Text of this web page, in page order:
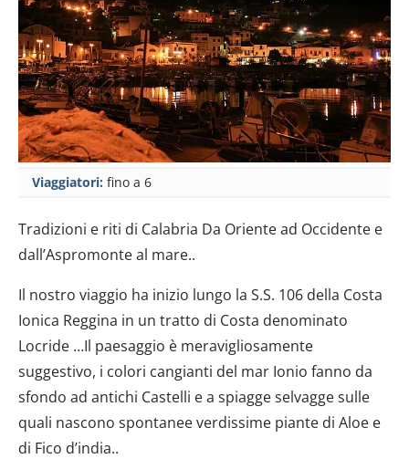
Viaggiatori: fino a 6
Tradizioni e riti di Calabria Da Oriente ad Occidente e
dall’Aspromonte al mare..
Il nostro viaggio ha inizio lungo la S.S. 106 della Costa
Ionica Reggina in un tratto di Costa denominato
Locride …Il paesaggio è meravigliosamente
suggestivo, i colori cangianti del mar Ionio fanno da
sfondo ad antichi Castelli e a spiagge selvagge sulle
quali nascono spontanee verdissime piante di Aloe e
di Fico d’india..